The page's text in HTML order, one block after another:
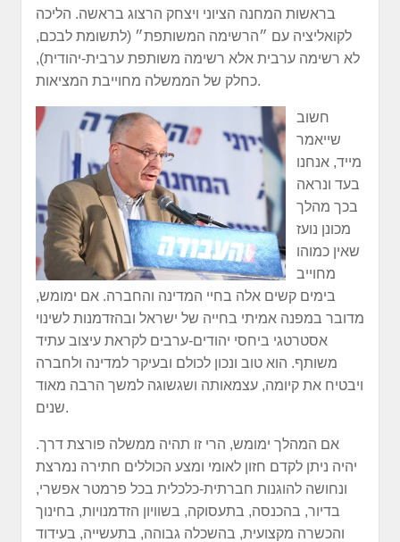
בראשות המחנה הציוני ויצחק הרצוג בראשה. הליכה
לקואליציה עם ״הרשימה המשותפת״ (לתשומת לבכם,
לא רשימה ערבית אלא רשימה משותפת ערבית-יהודית),
כחלק של הממשלה מחוייבת המציאות.
חשוב
שייאמר
מייד, אנחנו
בעד ונראה
בכך מהלך
מכונן נועז
שאין כמוהו
מחוייב
בימים קשים אלה בחיי המדינה והחברה. אם ימומש,
מדובר במפנה אמיתי בחייה של ישראל ובהזדמנות לשינוי
אסטרטגי ביחסי יהודים-ערבים לקראת עיצוב עתיד
משותף. הוא טוב ונכון לכולם ובעיקר למדינה ולחברה
ויבטיח את קיומה, עצמאותה ושגשוגה למשך הרבה מאוד
שנים.
אם המהלך ימומש, הרי זו תהיה ממשלה פורצת דרך.
יהיה ניתן לקדם חזון לאומי ומצע הכוללים חתירה נמרצת
ונחושה להוגנות חברתית-כלכלית בכל פרמטר אפשרי,
בדיור, בהכנסה, בתעסוקה, בשוויון הזדמנויות, בחינוך
והכשרה מקצועית, בהשכלה גבוהה, בתעשייה, בעידוד